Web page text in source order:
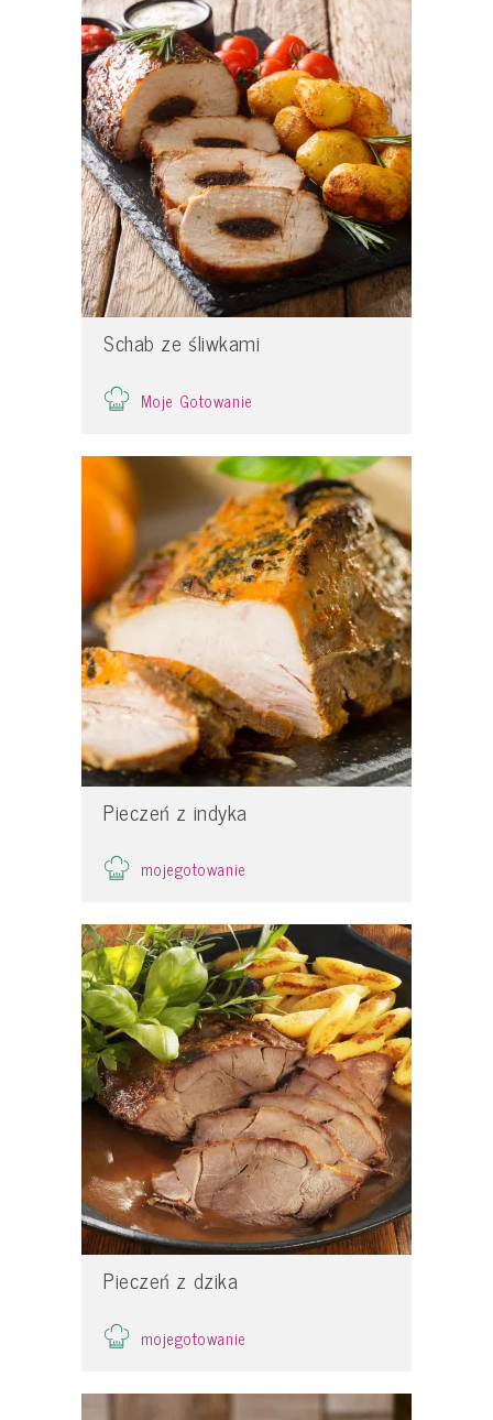
Schab ze śliwkami
Moje Gotowanie
Pieczeń z indyka
mojegotowanie
Pieczeń z dzika
mojegotowanie